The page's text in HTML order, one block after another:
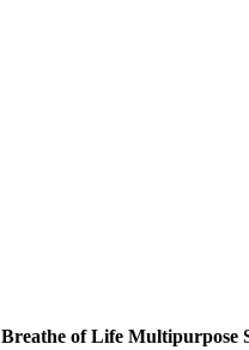
Breathe of Life Multipurpose